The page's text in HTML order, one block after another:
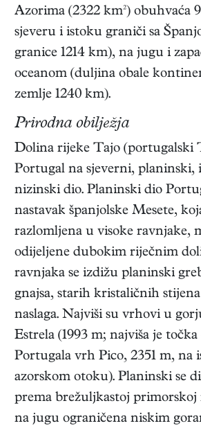
Azorima (2322 km²) obuhvaća
sjeveru i istoku graniči sa
granice 1214 km), na jugu i
oceanom (duljina obale
zemlje 1240 km).
Prirodna obilježja
Dolina rijeke Tajo (portugalski
Portugal na sjeverni, planinski,
nizinski dio. Planinski dio
nastavak španjolske Mesete,
razlomljena u visoke ravnjake,
odijeljene dubokim riječnim
ravnjaka se izdižu planinski
gnajsa, starih kristaličnih
naslaga. Najviši su vrhovi u
Estrela (1993 m; najviša je
Portugala vrh Pico, 2351 m, na
azorskom otoku). Planinski se
prema brežuljkastoj primorskoj
na jugu ograničena niskim